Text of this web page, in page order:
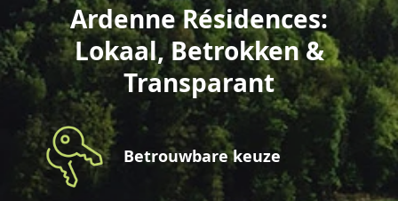
Ardenne Résidences:
Lokaal, Betrokken &
Transparant
Betrouwbare keuze